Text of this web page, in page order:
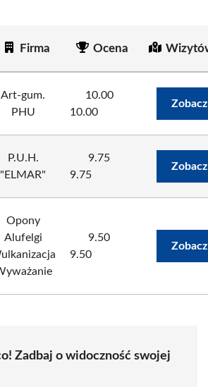
Firma Ocena
Art-gum.
PHU
10.00
10.00
P.U.H.
"ELMAR"
9.75
9.75
Opony
Alufelgi
9.50
9.50
Zadbaj o widoczność swojej